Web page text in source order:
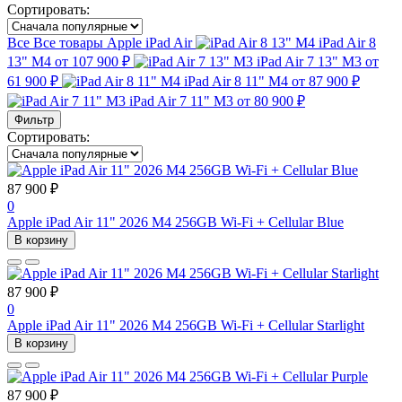
Сортировать:
Все Все товары Apple iPad Air
iPad Air 8
13" M4 от 107 900 ₽ iPad Air 7 13" M3 от
61 900 ₽
iPad Air 8 11" M4 от 87 900 ₽
iPad Air 7 11" M3 от 80 900 ₽
Фильтр
Сортировать:
87 900 ₽
0
Apple iPad Air 11" 2026 M4 256GB Wi-Fi + Cellular Blue
В корзину
87 900 ₽
0
Apple iPad Air 11" 2026 M4 256GB Wi-Fi + Cellular Starlight
В корзину
87 900 ₽